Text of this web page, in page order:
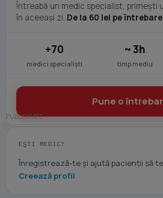
Întreabă un medic specialist, primești
în aceeași zi. De la 60 lei pe
+70
medici specialiști
~ 3h
timp mediu
Pune o
EȘTI MEDIC?
Înregistrează-te și ajută pacienții să
Creează profil